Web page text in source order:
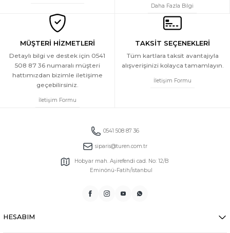
YENİ
Türen Kadin Desenli Kisa Kol Dokuma Pijama Takimi
1.749 TL
Türen Kadin Desenli Kisa Kol Dokuma Pijama Takimi
Daha Fazla Bilgi
MÜŞTERİ HİZMETLERİ
Detaylı bilgi ve destek için 0541
508 87 36 numaralı müşteri
hattımızdan bizimle iletişime
geçebilirsiniz.
İletişim Formu
TAKSİT SEÇENEKLERİ
Tüm kartlara taksit avantajıyla
alışverişinizi kolayca tamamlayın.
İletişim Formu
0541 508 87 36
siparis@turen.com.tr
Hobyar mah. Aşirefendi cad. No: 12/B
Eminönü-Fatih/İstanbul
HESABIM